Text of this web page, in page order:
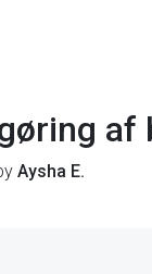
Aysha E.